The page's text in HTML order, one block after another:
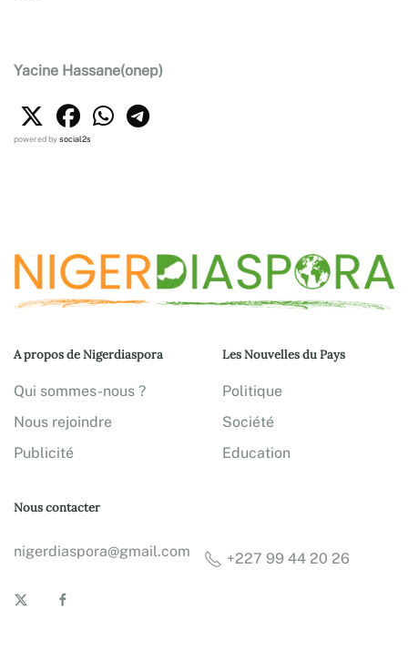
Yacine Hassane(onep)
powered bysocial2s
A propos de Nigerdiaspora
Qui sommes-nous ?
Nous rejoindre
Publicité
Les Nouvelles du Pays
Politique
Société
Education
Nous contacter
nigerdiaspora@gmail.com +227 99 44 20 26